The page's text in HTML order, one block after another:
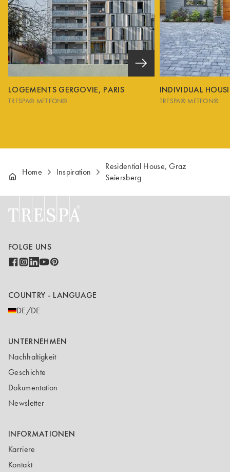
LOGEMENTS GERGOVIE, PARIS
TRESPA® METEON®
INDIVIDUAL
TRESPA® METEON®
Home Inspiration
Residential House, Graz
Seiersberg
FOLGE UNS
COUNTRY - LANGUAGE
DE/DE
UNTERNEHMEN
Nachhaltigkeit
Geschichte
Dokumentation
Newsletter
INFORMATIONEN
Karriere
Kontakt